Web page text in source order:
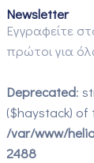
Newsletter
Εγγραφείτε
πρώτοι για
Deprecated:
($haystack)
/var/www/
2488